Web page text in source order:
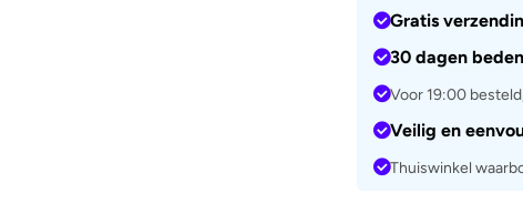
Gratis
30 dagen
Voor 19:00
Veilig en
Thuiswinkel